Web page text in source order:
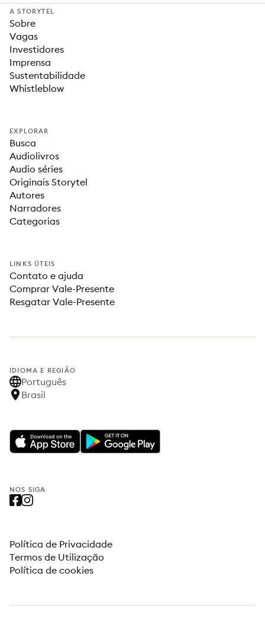
A STORYTEL
Sobre
Vagas
Investidores
Imprensa
Sustentabilidade
Whistleblow
EXPLORAR
Busca
Audiolivros
Audio séries
Originais Storytel
Autores
Narradores
Categorias
LINKS ÚTEIS
Contato e ajuda
Comprar Vale-Presente
Resgatar Vale-Presente
IDIOMA E REGIÃO
Português
Brasil
NOS SIGA
Política de Privacidade
Termos de Utilização
Política de cookies